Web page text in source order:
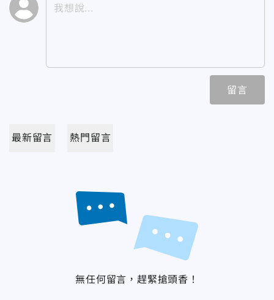
留言
最新留言 熱門留言
無任何留言，趕緊搶頭香！